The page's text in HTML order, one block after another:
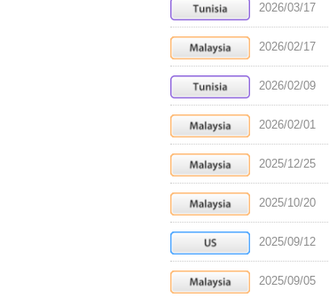
2026/03/17
2026/02/17
2026/02/09
2026/02/01
2025/12/25
2025/10/20
2025/09/12
2025/09/05